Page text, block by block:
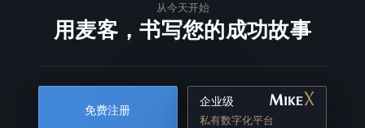
从今天开始
用麦客，书写您的成功故事
免费注册
企业级
私有数字化平台